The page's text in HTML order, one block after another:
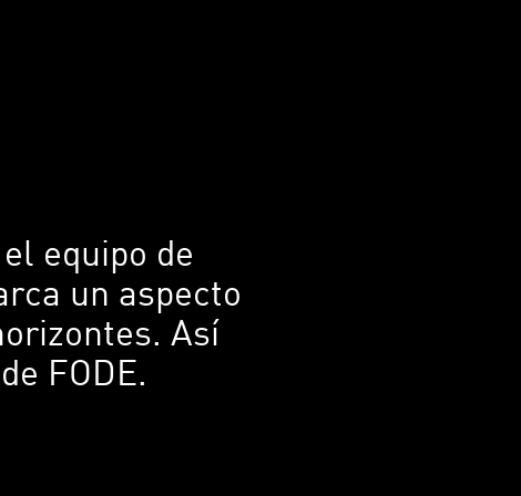
equipo de
un aspecto
Así
FODE.